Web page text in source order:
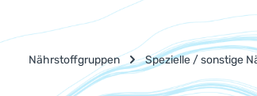
Nährstoffgruppen Spezielle / sonstige